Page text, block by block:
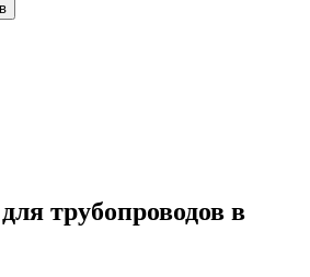
трубопроводов в